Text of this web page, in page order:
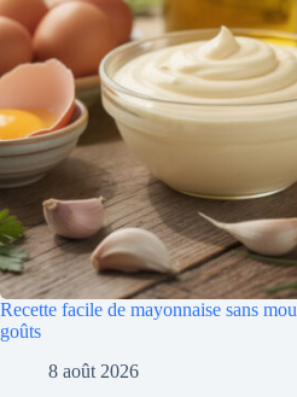
Recette facile de mayonnaise sans
goûts
8 août 2026